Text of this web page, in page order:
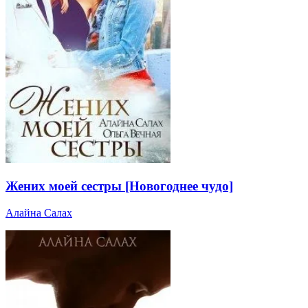
Жених моей сестры [Новогоднее чудо]
Алайна Салах